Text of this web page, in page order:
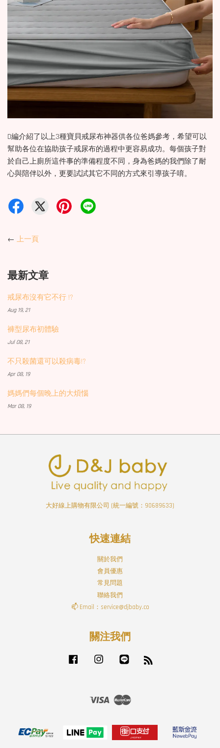
D編介紹了以上3種寶貝戒尿布神器供各位爸媽參考，希望可以
幫助各位在協助孩子戒尿布的過程中更容易成功。每個孩子對
於自己上廁所這件事的準備程度不同，身為爸媽的我們除了耐
心與陪伴以外，更要試試其它不同的方式來引導孩子唷。
← 上一頁
最新文章
戒尿布沒有它不行 !?
Aug 19, 21
褲型尿布初體驗
Jul 08, 21
不只殺菌還可以殺病毒!?
Apr 08, 19
媽媽們每個晚上的大煩惱
Mar 08, 19
大好線上購物有限公司 (統一編號：90689633)
快速連結
關於我們
會員優惠
常見問題
聯絡我們
📫 Email：service@djbaby.co
關注我們
Facebook Instagram
Visa Master